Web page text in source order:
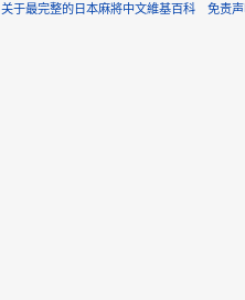
关于最完整的日本麻將中文維基百科 免责